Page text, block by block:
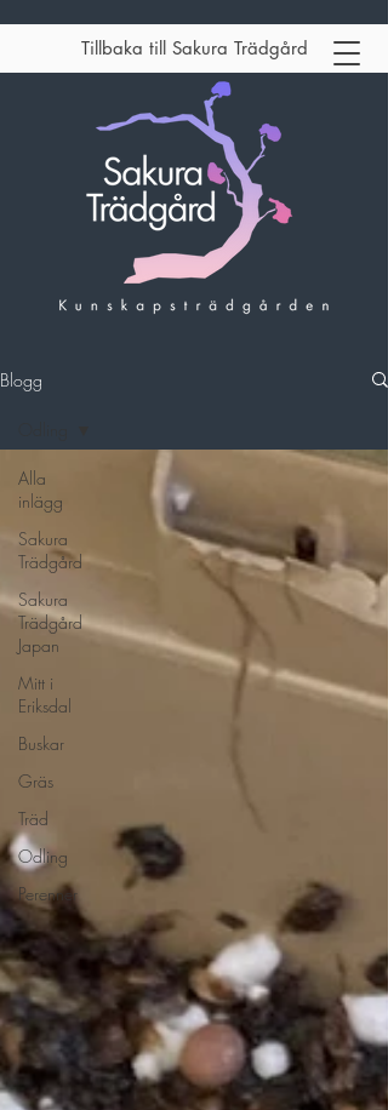
Tillbaka till Sakura Trädgård
Blogg
Alla
inlägg
Sakura
Trädgård
Sakura
Trädgård
Japan
Mitt i
Eriksdal
Buskar
Gräs
Träd
Odling
Perenner